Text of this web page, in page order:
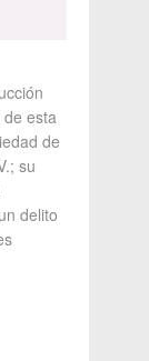
esta
de
su
delito